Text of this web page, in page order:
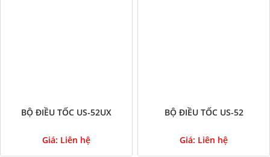
BỘ ĐIỀU TỐC US-52UX
Giá: Liên hệ
BỘ ĐIỀU TỐC US-52
Giá: Liên hệ